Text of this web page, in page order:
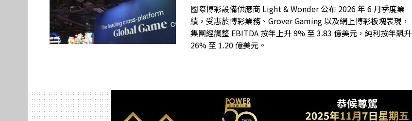
國際博彩設備供應商 Light & Wonder 公布 2026 年 6 月季度業
績，受惠於博彩業務、Grover Gaming 以及網上博彩板塊表現，
集團經調整 EBITDA 按年上升 9% 至 3.83 億美元，純利按年飆升
26% 至 1.20 億美元。